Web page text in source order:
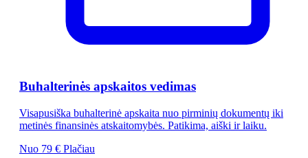
Buhalterinės apskaitos vedimas
Visapusiška buhalterinė apskaita nuo pirminių dokumentų iki
metinės finansinės atskaitomybės. Patikima, aiški ir laiku.
Nuo 79 € Plačiau